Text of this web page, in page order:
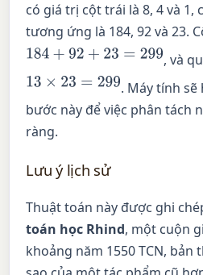
có giá trị cột trái là 8, 4 và 1,
tương ứng là 184, 92 và 23.
184+92+23=299
, và
13×23=299
. Máy tính
bước này để việc phân tách
ràng.
Lưu ý lịch sử
Thuật toán này được ghi
toán học Rhind, một cuộn
khoảng năm 1550 TCN, bản